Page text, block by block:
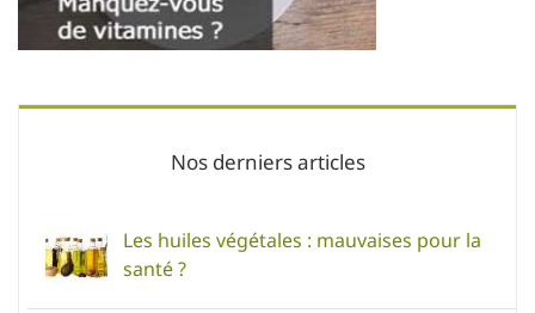
Nos derniers articles
Les huiles végétales : mauvaises pour la
santé ?